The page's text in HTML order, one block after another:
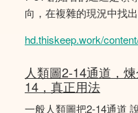
向，在複雜的現況中找
hd.thiskeep.work/
人類圖2-14通道，
14，真正用法
一般人類圖把2-14通道